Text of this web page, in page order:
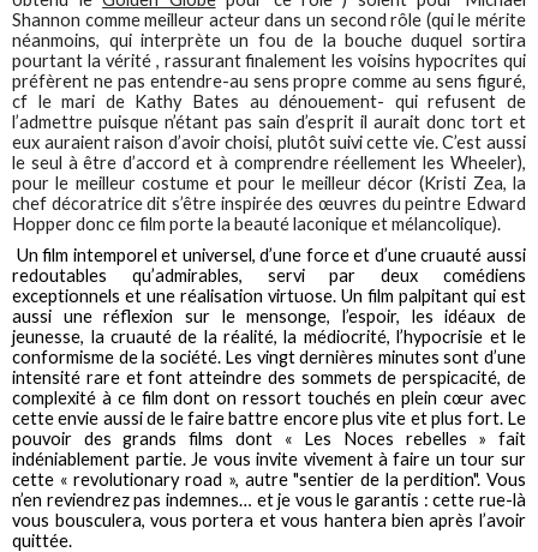
Shannon comme meilleur acteur dans un second rôle (qui le mérite
néanmoins, qui interprète un fou de la bouche duquel sortira
pourtant la vérité , rassurant finalement les voisins hypocrites qui
préfèrent ne pas entendre-au sens propre comme au sens figuré,
cf le mari de Kathy Bates au dénouement- qui refusent de
l’admettre puisque n’étant pas sain d’esprit il aurait donc tort et
eux auraient raison d’avoir choisi, plutôt suivi cette vie. C’est aussi
le seul à être d’accord et à comprendre réellement les Wheeler),
pour le meilleur costume et pour le meilleur décor (Kristi Zea, la
chef décoratrice dit s’être inspirée des œuvres du peintre Edward
Hopper donc ce film porte la beauté laconique et mélancolique).
Un film intemporel et universel, d’une force et d’une cruauté aussi
redoutables qu’admirables, servi par deux comédiens
exceptionnels et une réalisation virtuose. Un film palpitant qui est
aussi une réflexion sur le mensonge, l’espoir, les idéaux de
jeunesse, la cruauté de la réalité, la médiocrité, l’hypocrisie et le
conformisme de la société. Les vingt dernières minutes sont d’une
intensité rare et font atteindre des sommets de perspicacité, de
complexité à ce film dont on ressort touchés en plein cœur avec
cette envie aussi de le faire battre encore plus vite et plus fort. Le
pouvoir des grands films dont « Les Noces rebelles » fait
indéniablement partie. Je vous invite vivement à faire un tour sur
cette « revolutionary road », autre "sentier de la perdition". Vous
n’en reviendrez pas indemnes… et je vous le garantis : cette rue-là
vous bousculera, vous portera et vous hantera bien après l’avoir
quittée.